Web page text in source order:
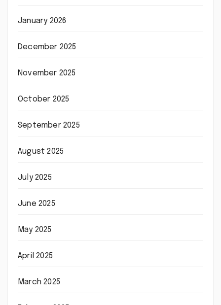
January 2026
December 2025
November 2025
October 2025
September 2025
August 2025
July 2025
June 2025
May 2025
April 2025
March 2025